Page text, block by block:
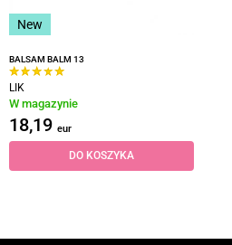
New
BALSAM BALM 13
LIK
W magazynie
18,19 eur
DO KOSZYKA